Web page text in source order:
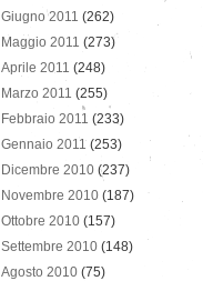
Giugno 2011 (262)
Maggio 2011 (273)
Aprile 2011 (248)
Marzo 2011 (255)
Febbraio 2011 (233)
Gennaio 2011 (253)
Dicembre 2010 (237)
Novembre 2010 (187)
Ottobre 2010 (157)
Settembre 2010 (148)
Agosto 2010 (75)